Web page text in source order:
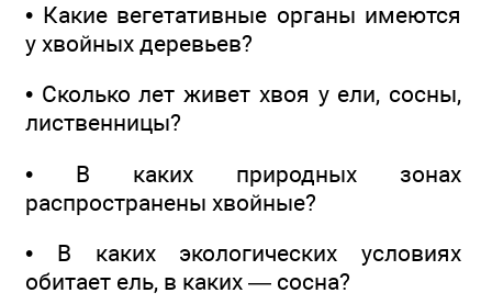
• Какие вегетативные органы имеются
у хвойных деревьев?
• Сколько лет живет хвоя у ели, сосны,
лиственницы?
• В каких природных зонах
распространены хвойные?
• В каких экологических условиях
обитает ель, в каких — сосна?